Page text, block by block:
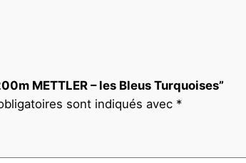
METTLER – les Bleus Turquoises”
sont indiqués avec *